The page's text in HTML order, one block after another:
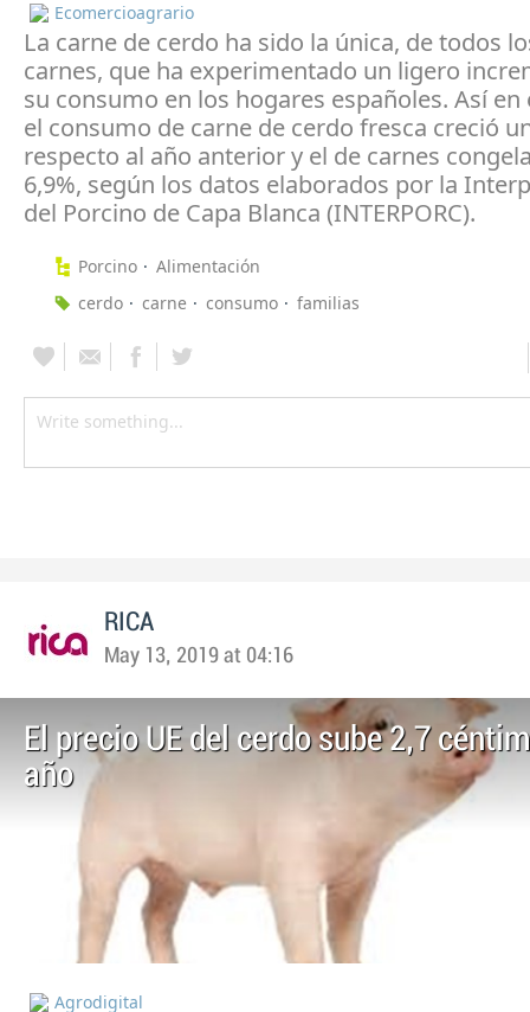
Ecomercioagrario
La carne de cerdo ha sido la única, de todos
carnes, que ha experimentado un ligero
su consumo en los hogares españoles. Así en
el consumo de carne de cerdo fresca creció
respecto al año anterior y el de carnes
6,9%, según los datos elaborados por la
del Porcino de Capa Blanca (INTERPORC).
Porcino
Alimentación
cerdo
carne consumo familias
RICA
May 13, 2019 at 04:16
El precio UE del cerdo sube 2,7
año
Agrodigital